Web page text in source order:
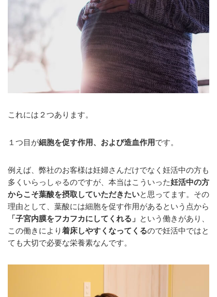
これには２つあります。
１つ目が細胞を促す作用、および造血作用です。
例えば、弊社のお客様は妊婦さんだけでなく妊活中の方も
多くいらっしゃるのですが、本当はこういった妊活中の方
からこそ葉酸を摂取していただきたいと思ってます。その
理由として、葉酸には細胞を促す作用があるという点から
「子宮内膜をフカフカにしてくれる」 という働きがあり、
この働きにより 着床しやすくなってくるので妊活中ではと
ても大切で必要な栄養素なんです。